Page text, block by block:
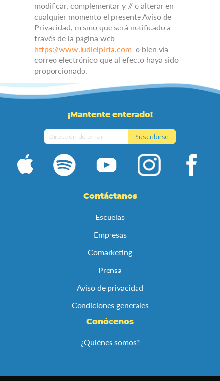
modificar, complementar y // o alterar en
cualquier momento el presente Aviso de
Privacidad, mismo que será notificado a
través de la página web
https://www.ludielpirta.com o bien vía
correo electrónico que al efecto haya sido
proporcionado.
Conócenos
¿Quiénes somos?
Contáctanos
Escuelas
Empresas
Comarketing
Prensa
Aviso de privacidad
Condiciones generales
¡Mantente enterado!
Inscríbase
nuestro
Suscribirse